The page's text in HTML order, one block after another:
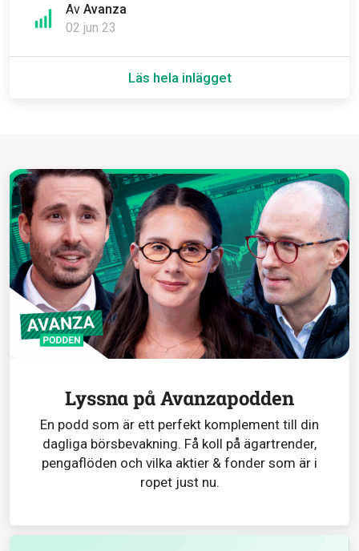
Av Avanza
02 jun 23
Läs hela inlägget
Lyssna på Avanzapodden
En podd som är ett perfekt komplement till din
dagliga börsbevakning. Få koll på ägartrender,
pengaflöden och vilka aktier & fonder som är i
ropet just nu.